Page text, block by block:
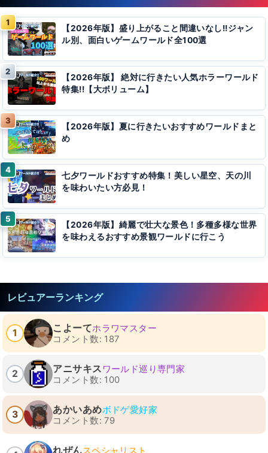
【2026年版】盛り上がること間違いなし!!ジャン
ル別、面白いゲームワールド全100選
【2026年版】 絶対に行きたい人気ホラーワールド
特集!!【大ボリューム】
【2026年版】夏に行きたいおすすめワールドまと
め
七夕ワールドおすすめ特集！美しい星空、天の川
を味わいたい方必見！
【2026年版】綺麗で壮大な景色！多種多様な世界
を味わえるおすすめ景観ワールドに行こう
レビュアーランキング
1 こよーてホラワマスター
コメント数: 187
2 アニサキス ワールド巡り専門家
コメント数: 100
3 あかいあめボドゲ愛好家
コメント数: 79
れぜんスペシャリスト